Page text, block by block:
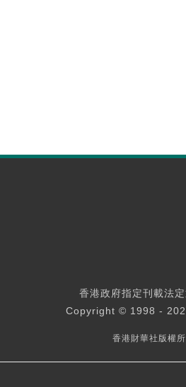
香港政府指定刊載法
Copyright © 1998 -
香港財華社版權